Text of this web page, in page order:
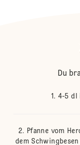
Du
4-5 dl
Pfanne vom
dem